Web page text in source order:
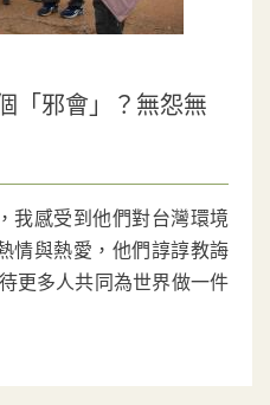
「邪會」？無怨無
我感受到他們對台灣環境
情與熱愛，他們諄諄教誨
更多人共同為世界做一件